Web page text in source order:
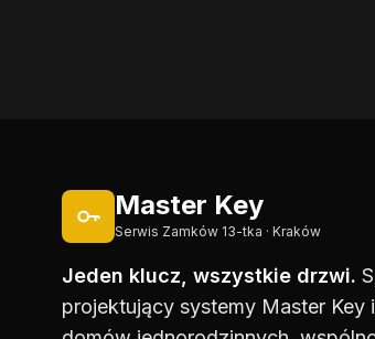
Master Key
Serwis Zamków 13-tka · Kraków
Jeden klucz, wszystkie drzwi.
projektujący systemy Master Key